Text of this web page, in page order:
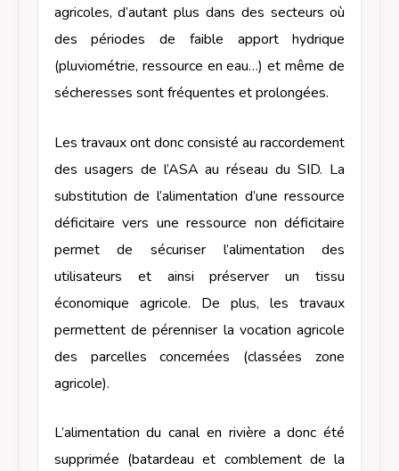
agricoles, d’autant plus dans des secteurs où
des périodes de faible apport hydrique
(pluviométrie, ressource en eau…) et même de
sécheresses sont fréquentes et prolongées.
Les travaux ont donc consisté au raccordement
des usagers de l’ASA au réseau du SID. La
substitution de l’alimentation d’une ressource
déficitaire vers une ressource non déficitaire
permet de sécuriser l’alimentation des
utilisateurs et ainsi préserver un tissu
économique agricole. De plus, les travaux
permettent de pérenniser la vocation agricole
des parcelles concernées (classées zone
agricole).
L’alimentation du canal en rivière a donc été
supprimée (batardeau et comblement de la